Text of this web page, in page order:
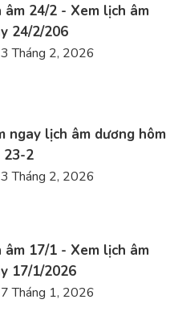
âm 24/2 - Xem lịch âm
24/2/206
Tháng 2, 2026
ngay lịch âm dương hôm
23-2
Tháng 2, 2026
âm 17/1 - Xem lịch âm
17/1/2026
Tháng 1, 2026